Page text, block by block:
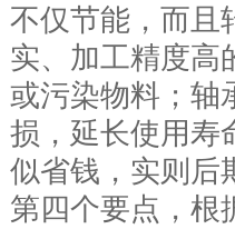
不仅节能，而且
实、加工精度高
或污染物料；轴
损，延长使用寿
似省钱，实则后
第四个要点，根